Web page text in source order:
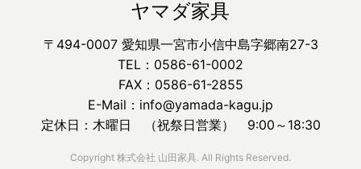
ヤマダ家具
〒494-0007 愛知県一宮市小信中島字郷南27-3
TEL：0586-61-0002
FAX：0586-61-2855
E-Mail：info@yamada-kagu.jp
定休日：木曜日 （祝祭日営業） 9:00～18:30
Copyright 株式会社 山田家具. All Rights Reserved.